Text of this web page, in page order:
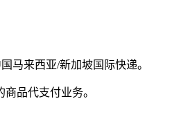
马来西亚/新加坡国际快递。
品代支付业务。